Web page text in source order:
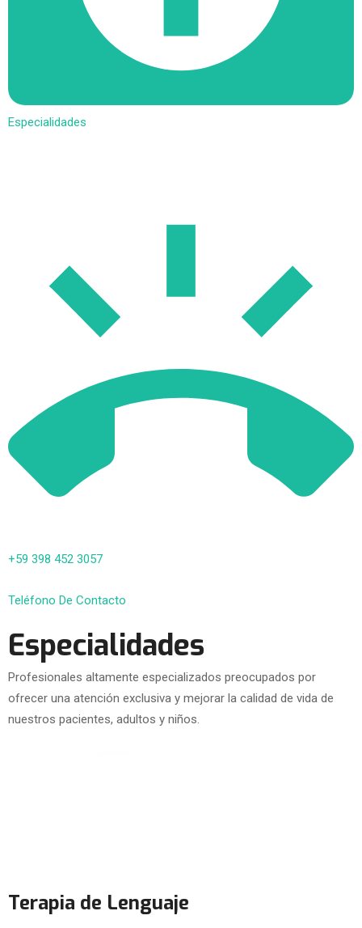
Especialidades
+59 398 452 3057
Teléfono De Contacto
Especialidades
Profesionales altamente especializados preocupados por
ofrecer una atención exclusiva y mejorar la calidad de vida de
nuestros pacientes, adultos y niños.
Terapia de Lenguaje